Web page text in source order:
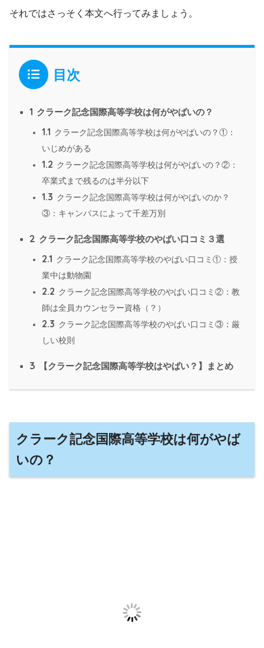
それではさっそく本文へ行ってみましょう。
目次
1 クラーク記念国際高等学校は何がやばいの？
1.1 クラーク記念国際高等学校は何がやばいの？①：
いじめがある
1.2 クラーク記念国際高等学校は何がやばいの？②：
卒業式まで残るのは半分以下
1.3 クラーク記念国際高等学校は何がやばいのか？
③：キャンパスによって千差万別
2 クラーク記念国際高等学校のやばい口コミ３選
2.1 クラーク記念国際高等学校のやばい口コミ①：授
業中は動物園
2.2 クラーク記念国際高等学校のやばい口コミ②：教
師は全員カウンセラー資格（？）
2.3 クラーク記念国際高等学校のやばい口コミ③：厳
しい校則
3 【クラーク記念国際高等学校はやばい？】まとめ
クラーク記念国際高等学校は何がやば
いの？